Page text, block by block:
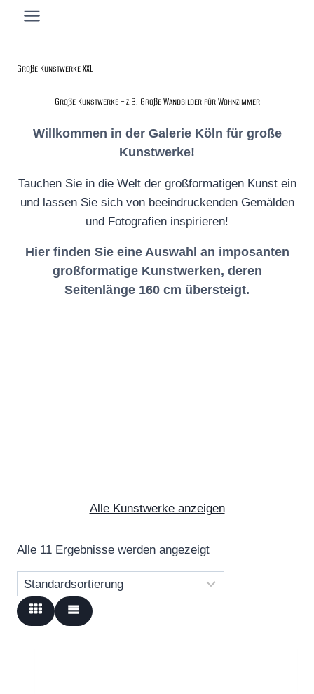
Große Kunstwerke XXL
Große Kunstwerke – z.B. Große Wandbilder für Wohnzimmer
Willkommen in der Galerie Köln für große
Kunstwerke!
Tauchen Sie in die Welt der großformatigen Kunst ein
und lassen Sie sich von beeindruckenden Gemälden
und Fotografien inspirieren!
Hier finden Sie eine Auswahl an imposanten
großformatige Kunstwerken, deren
Seitenlänge 160 cm übersteigt.
Alle Kunstwerke anzeigen
Alle 11 Ergebnisse werden angezeigt